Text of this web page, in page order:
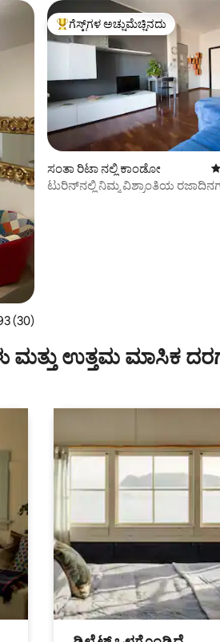
4.93 ಸರಾಸರಿ ರೇಟಿಂಗ್, 30 ವಿಮರ್ಶೆಗಳು
(30)
ಗೆಸ್ಟ್‌ಗಳಿಗೆ ಅತಿ ಹೆಚ್ಚು ಅಚ್ಚುಮೆಚ್ಚಿನದು
ಗೆಸ್ಟ್‌ಗಳ ಅಚ್ಚುಮೆಚ್ಚಿನದು
ಸಂತಾ ರಿಟಾ ನಲ್ಲಿ ಕಾಂಡೋ
ಟುರಿನ್‌ನಲ್ಲಿ ನಿಮ್ಮ ವಿಶ್ರಾಂತಿಯ
ಉತ್ತಮ ಮಾಸಿಕ